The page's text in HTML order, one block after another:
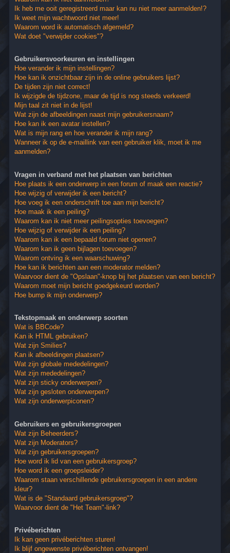
Ik heb me ooit geregistreerd maar kan nu niet meer aanmelden!?
Ik weet mijn wachtwoord niet meer!
Waarom word ik automatisch afgemeld?
Wat doet "verwijder cookies"?
Gebruikersvoorkeuren en instellingen
Hoe verander ik mijn instellingen?
Hoe kan ik onzichtbaar zijn in de online gebruikers lijst?
De tijden zijn niet correct!
Ik wijzigde de tijdzone, maar de tijd is nog steeds verkeerd!
Mijn taal zit niet in de lijst!
Wat zijn de afbeeldingen naast mijn gebruikersnaam?
Hoe kan ik een avatar instellen?
Wat is mijn rang en hoe verander ik mijn rang?
Wanneer ik op de e-maillink van een gebruiker klik, moet ik me
aanmelden?
Vragen in verband met het plaatsen van berichten
Hoe plaats ik een onderwerp in een forum of maak een reactie?
Hoe wijzig of verwijder ik een bericht?
Hoe voeg ik een onderschrift toe aan mijn bericht?
Hoe maak ik een peiling?
Waarom kan ik niet meer peilingsopties toevoegen?
Hoe wijzig of verwijder ik een peiling?
Waarom kan ik een bepaald forum niet openen?
Waarom kan ik geen bijlagen toevoegen?
Waarom ontving ik een waarschuwing?
Hoe kan ik berichten aan een moderator melden?
Waarvoor dient de "Opslaan"-knop bij het plaatsen van een bericht?
Waarom moet mijn bericht goedgekeurd worden?
Hoe bump ik mijn onderwerp?
Tekstopmaak en onderwerp soorten
Wat is BBCode?
Kan ik HTML gebruiken?
Wat zijn Smilies?
Kan ik afbeeldingen plaatsen?
Wat zijn globale mededelingen?
Wat zijn mededelingen?
Wat zijn sticky onderwerpen?
Wat zijn gesloten onderwerpen?
Wat zijn onderwerpiconen?
Gebruikers en gebruikersgroepen
Wat zijn Beheerders?
Wat zijn Moderators?
Wat zijn gebruikersgroepen?
Hoe word ik lid van een gebruikersgroep?
Hoe word ik een groepsleider?
Waarom staan verschillende gebruikersgroepen in een andere
kleur?
Wat is de "Standaard gebruikersgroep"?
Waarvoor dient de "Het Team"-link?
Privéberichten
Ik kan geen privéberichten sturen!
Ik blijf ongewenste privéberichten ontvangen!